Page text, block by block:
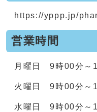
https://yppp.jp/
営業時間
月曜日 9時00分～
火曜日 9時00分～
水曜日 9時00分～